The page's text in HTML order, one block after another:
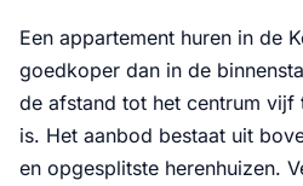
Een appartement huren in de
goedkoper dan in de
de afstand tot het centrum vijf
is. Het aanbod bestaat uit
en opgesplitste herenhuizen.